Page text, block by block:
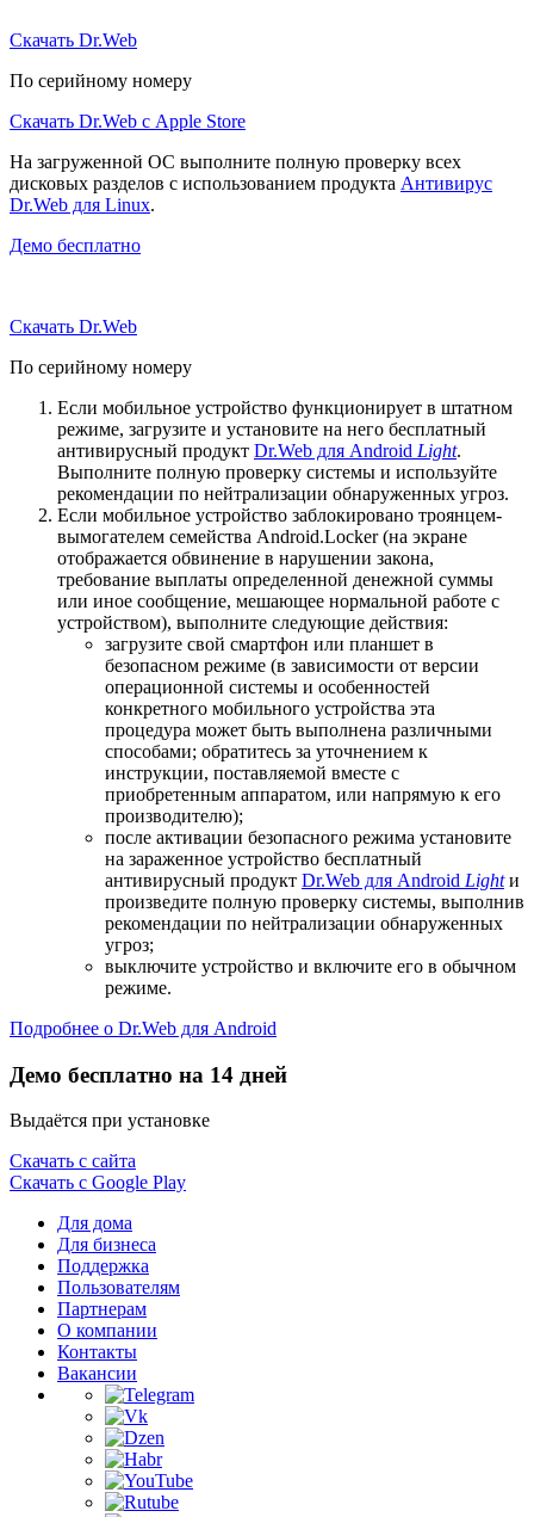
Скачать Dr.Web
По серийному номеру
Скачать Dr.Web с Apple Store
На загруженной ОС выполните полную проверку всех
дисковых разделов с использованием продукта Антивирус
Dr.Web для Linux.
Демо бесплатно
Скачать Dr.Web
По серийному номеру
Если мобильное устройство функционирует в штатном
режиме, загрузите и установите на него бесплатный
антивирусный продукт Dr.Web для Android Light.
Выполните полную проверку системы и используйте
рекомендации по нейтрализации обнаруженных угроз.
Если мобильное устройство заблокировано троянцем-
вымогателем семейства Android.Locker (на экране
отображается обвинение в нарушении закона,
требование выплаты определенной денежной суммы
или иное сообщение, мешающее нормальной работе с
устройством), выполните следующие действия:
загрузите свой смартфон или планшет в
безопасном режиме (в зависимости от версии
операционной системы и особенностей
конкретного мобильного устройства эта
процедура может быть выполнена различными
способами; обратитесь за уточнением к
инструкции, поставляемой вместе с
приобретенным аппаратом, или напрямую к его
производителю);
после активации безопасного режима установите
на зараженное устройство бесплатный
антивирусный продукт Dr.Web для Android Lightи
произведите полную проверку системы, выполнив
рекомендации по нейтрализации обнаруженных
угроз;
выключите устройство и включите его в обычном
режиме.
Подробнее о Dr.Web для Android
Демо бесплатно на 14 дней
Выдаётся при установке
Скачать с сайта
Скачать с Google Play
Для дома
Для бизнеса
Поддержка
Пользователям
Партнерам
О компании
Контакты
Вакансии